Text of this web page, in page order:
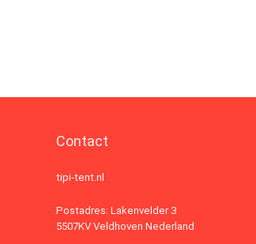
Contact
tipi-tent.nl
Postadres: Lakenvelder 3
5507KV Veldhoven Nederland